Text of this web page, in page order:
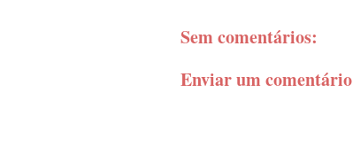
Sem comentários:
Enviar um comentário